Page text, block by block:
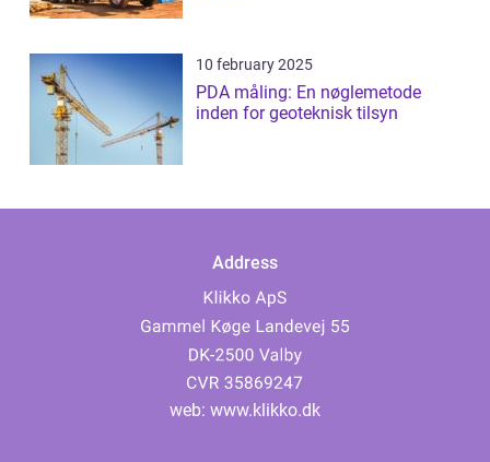
10 february 2025
PDA måling: En nøglemetode
inden for geoteknisk tilsyn
Address
web: www.klikko.dk